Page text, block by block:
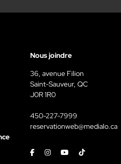
Nous joindre
36, avenue Filion
Saint-Sauveur, QC
J0R 1R0
450-227-7999
reservationweb@medialo.ca
FacebookInstagramYoutubeTiktok